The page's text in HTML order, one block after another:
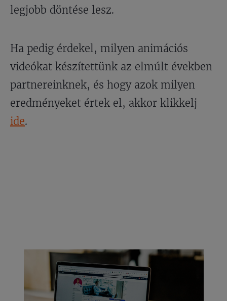
legjobb döntése lesz.
Ha pedig érdekel, milyen animációs
videókat készítettünk az elmúlt években
partnereinknek, és hogy azok milyen
eredményeket értek el, akkor klikkelj
ide.